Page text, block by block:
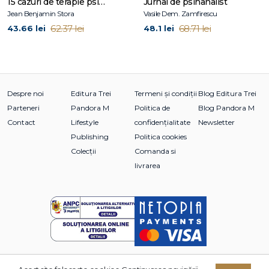
Jean Benjamin Stora
43.66 lei 62.37 lei
Vasile Dem. Zamfirescu
48.1 lei 68.71 lei
Despre noi
Parteneri
Contact
Editura Trei
Pandora M
Lifestyle
Publishing
Colecții
Termeni și condiții
Politica de
confidențialitate
Politica cookies
Comanda si
livrarea
Blog Editura Trei
Blog Pandora M
Newsletter